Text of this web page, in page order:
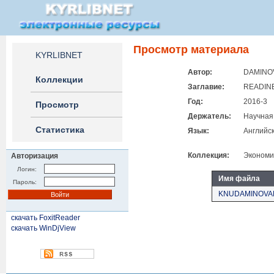
KYRLIBNET
Коллекции
Просмотр
Статистика
Авторизация
Логин:
Пароль:
скачать FoxitReader
скачать WinDjView
Просмотр материала
Автор:
Заглавие:
Год:
2016-3
Держатель:
Язык:
Коллекция:
Имя файла